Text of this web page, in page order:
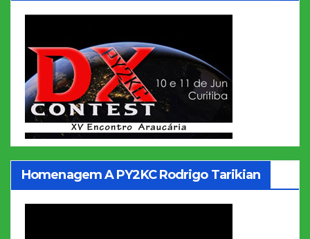
Homenagem A PY2KC Rodrigo Tarikian